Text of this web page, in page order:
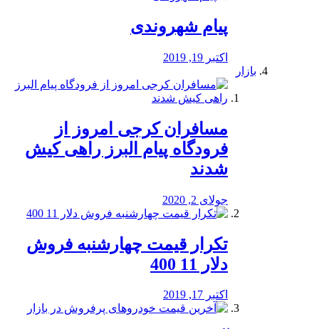
پیام شهروندی
اکتبر 19, 2019
بازار
مسافران کرجی امروز از
فرودگاه پیام البرز راهی کیش
شدند
جولای 2, 2020
تکرار قیمت چهارشنبه فروش
دلار 11 400
اکتبر 17, 2019